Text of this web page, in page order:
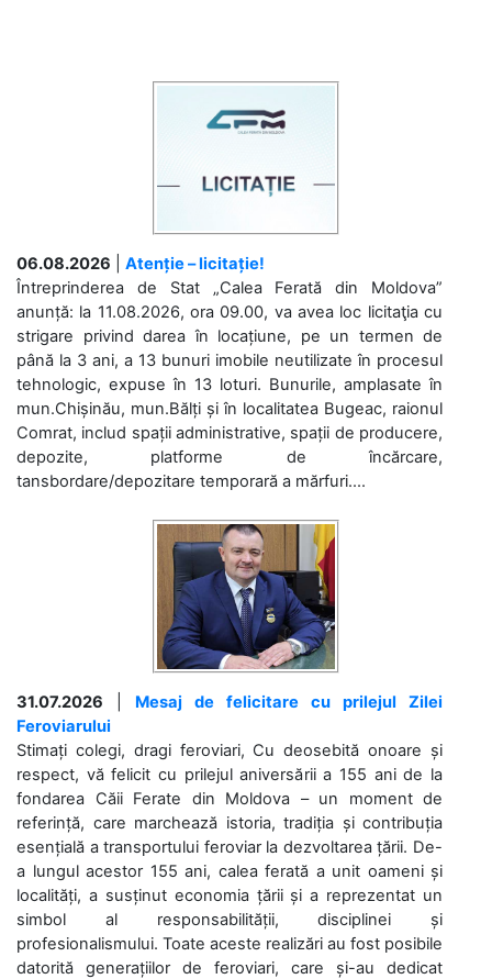
06.08.2026
Atenție – licitație!
Întreprinderea de Stat „Calea Ferată din Moldova”
anunță: la 11.08.2026, ora 09.00, va avea loc licitaţia cu
strigare privind darea în locațiune, pe un termen de
până la 3 ani, a 13 bunuri imobile neutilizate în procesul
tehnologic, expuse în 13 loturi. Bunurile, amplasate în
mun.Chișinău, mun.Bălți și în localitatea Bugeac, raionul
Comrat, includ spații administrative, spații de producere,
depozite, platforme de încărcare,
tansbordare/depozitare temporară a mărfuri....
31.07.2026
Mesaj de felicitare cu prilejul Zilei
Feroviarului
Stimați colegi, dragi feroviari, Cu deosebită onoare și
respect, vă felicit cu prilejul aniversării a 155 ani de la
fondarea Căii Ferate din Moldova – un moment de
referință, care marchează istoria, tradiția și contribuția
esențială a transportului feroviar la dezvoltarea țării. De-
a lungul acestor 155 ani, calea ferată a unit oameni și
localități, a susținut economia țării și a reprezentat un
simbol al responsabilității, disciplinei și
profesionalismului. Toate aceste realizări au fost posibile
datorită generațiilor de feroviari, care și-au dedicat